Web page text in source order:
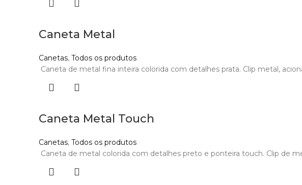
Caneta Metal
Canetas, Todos os produtos
Caneta de metal fina inteira colorida com detalhes prata. Clip metal,
Caneta Metal Touch
Canetas, Todos os produtos
Caneta de metal colorida com detalhes preto e ponteira touch. Clip de